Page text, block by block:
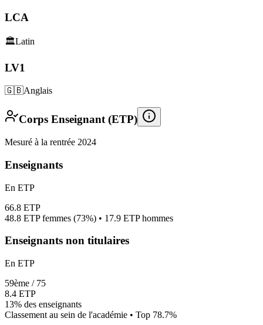
LCA
🏛️Latin
LV1
🇬🇧Anglais
Corps Enseignant (ETP)
Mesuré à la rentrée 2024
Enseignants
En ETP
66.8 ETP
48.8 ETP femmes (73%) • 17.9 ETP hommes
Enseignants non titulaires
En ETP
59ème / 75
8.4 ETP
13% des enseignants
Classement au sein de l'académie • Top 78.7%